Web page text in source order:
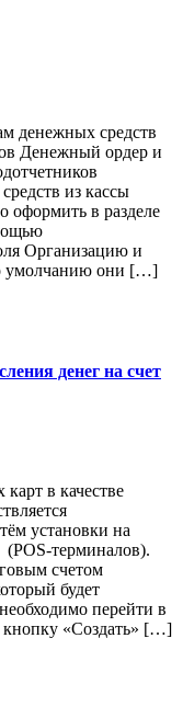
денежных средств
Денежный ордер и
из кассы
в разделе
Организацию и
умолчанию они […]
денег на счет
в качестве
установки на
терминалов).
счетом
будет
перейти в
кнопку «Создать» […]